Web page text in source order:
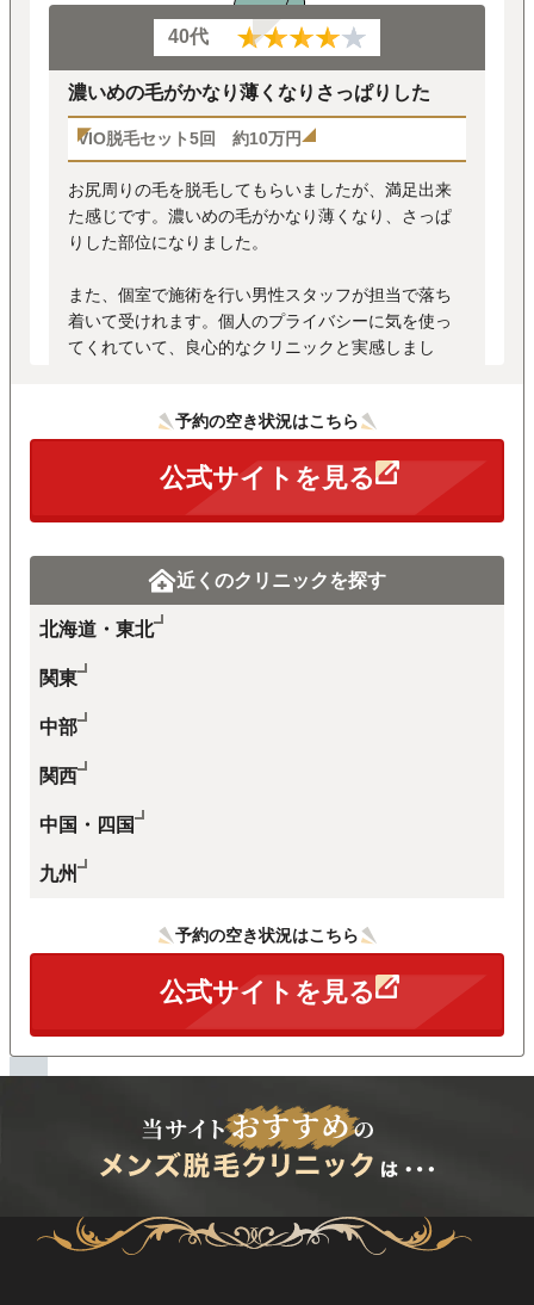
40代
濃いめの毛がかなり薄くなりさっぱりした
VIO脱毛セット5回 約10万円
お尻周りの毛を脱毛してもらいましたが、満足出来
た感じです。濃いめの毛がかなり薄くなり、さっぱ
りした部位になりました。
また、個室で施術を行い男性スタッフが担当で落ち
着いて受けれます。個人のプライバシーに気を使っ
てくれていて、良心的なクリニックと実感しまし
全ての口コミを見る
効果が持続しやすかった
ヒゲ脱毛 5回 14,000円
が豊富で肌に刺激が少ない照射ができる点です。ヒ
ことができ、料金が安く施術することができます。
料金は分割で支払うことができ、脱毛後は1年近くほ
す。メンズリゼを利用して、施術から半年以上はム
ステムでした。
全ての口コミを見る
予約も普通に取れ、しっかり脱毛の効果もあ
った
学生プラン(ヒザ下)5回 9,800円
予約の空き状況はこちら
公式サイトを見る
近くのクリニックを探す
北海道・東北
関東
中部
関西
中国・四国
九州
予約の空き状況はこちら
公式サイトを見る